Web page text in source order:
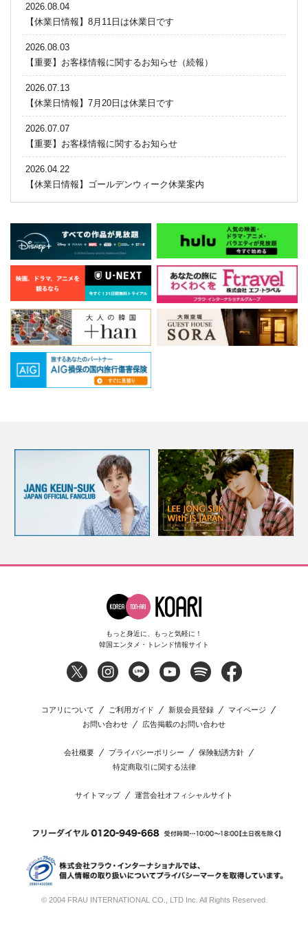
2026.08.04
【休業日情報】8月11日は休業日です
2026.08.03
【重要】お客様情報に関するお知らせ（続報）
2026.07.13
【休業日情報】7月20日は休業日です
2026.07.07
【重要】お客様情報に関するお知らせ
2026.04.22
【休業日情報】ゴールデンウィーク休業案内
もっと身近に、もっと気軽に！
韓国エンタメ・トレンド情報サイト
コアリについて ご利用ガイド 新規会員登録
マイページ
お問い合わせ
広告掲載のお問い合わせ
会社概要 プライバシーポリシー
保険勧誘方針
特定商取引に関する法律
サイトマップ 運営会社オフィシャルサイト
© 2004 FRAU INTERNATIONAL CO., LTD Inc. All Rights Reserved.